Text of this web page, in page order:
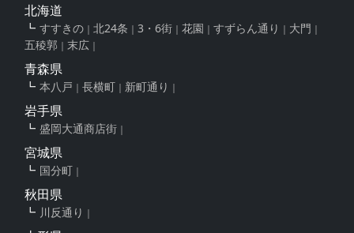
北海道
すすきの 北24条 3・6街 花園 すずらん通り
大門
五稜郭
末広
青森県
本八戸 長横町 新町通り
岩手県
盛岡大通商店街
宮城県
国分町
秋田県
川反通り